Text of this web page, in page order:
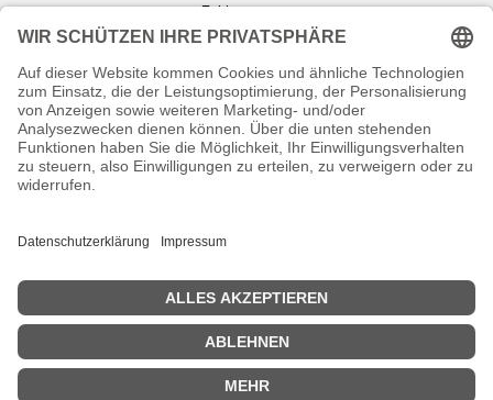
Zahlungsarten
Info zu Elektro- u. Elektronikgeräten
Batterieentsorgung
Informationen zur Echtheit von Kundenbewertungen
© Copyright 2026 Wohnambiente-Shop